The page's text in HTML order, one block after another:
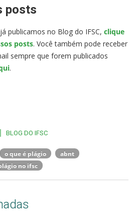
posts
publicamos no Blog do IFSC, clique
posts. Você também pode receber
sempre que forem publicados
.
BLOG DO IFSC
o que é plágio
abnt
no ifsc